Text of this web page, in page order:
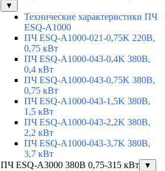
▼
Технические характеристики ПЧ
ESQ-A1000
ПЧ ESQ-A1000-021-0,75K 220В,
0,75 кВт
ПЧ ESQ-A1000-043-0,4K 380В,
0,4 кВт
ПЧ ESQ-A1000-043-0,75K 380В,
0,75 кВт
ПЧ ESQ-A1000-043-1,5K 380В,
1,5 кВт
ПЧ ESQ-A1000-043-2,2K 380В,
2,2 кВт
ПЧ ESQ-A1000-043-3,7K 380В,
3,7 кВт
ПЧ ESQ-A3000 380В 0,75-315 кВт
▼